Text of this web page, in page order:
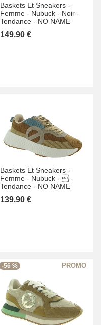
Baskets Et Sneakers -
Femme - Nubuck - Noir -
Tendance - NO NAME
149.90 €
Baskets Et Sneakers -
Femme - Nubuck -  -
Tendance - NO NAME
139.90 €
-56 %